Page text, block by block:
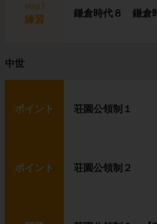
step3
練習
鎌倉時代８ 鎌倉
中世
ポイント 荘園公領制１
ポイント 荘園公領制２